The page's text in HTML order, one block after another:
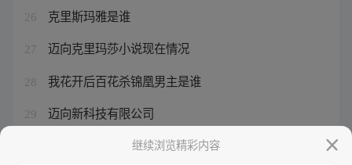
26 克里斯玛雅是谁
27 迈向克里玛莎小说现在情况
28 我花开后百花杀锦凰男主是谁
29 迈向新科技有限公司
迈向克里玛莎小说女主是谁
继续浏览精彩内容